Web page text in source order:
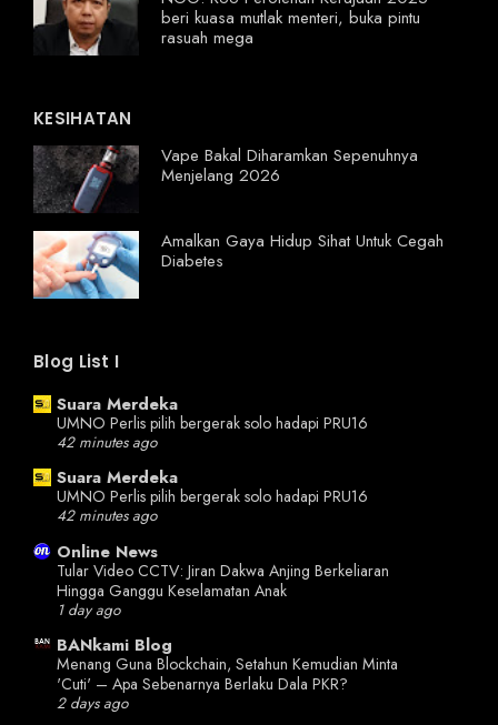
beri kuasa mutlak menteri, buka pintu
rasuah mega
KESIHATAN
Vape Bakal Diharamkan Sepenuhnya
Menjelang 2026
Amalkan Gaya Hidup Sihat Untuk Cegah
Diabetes
Blog List I
Suara Merdeka
UMNO Perlis pilih bergerak solo hadapi PRU16
42 minutes ago
Suara Merdeka
UMNO Perlis pilih bergerak solo hadapi PRU16
42 minutes ago
Online News
Tular Video CCTV: Jiran Dakwa Anjing Berkeliaran
Hingga Ganggu Keselamatan Anak
1 day ago
BANkami Blog
Menang Guna Blockchain, Setahun Kemudian Minta
'Cuti' – Apa Sebenarnya Berlaku Dala PKR?
2 days ago